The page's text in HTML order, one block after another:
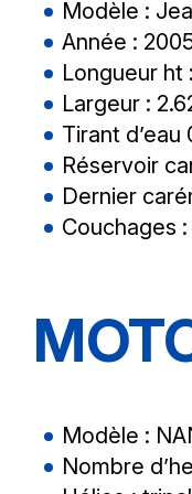
Modèle :
Année :
Longueur ht
Largeur :
Tirant d’eau
Réservoir
Dernier
Couchages :
Modèle :
Nombre